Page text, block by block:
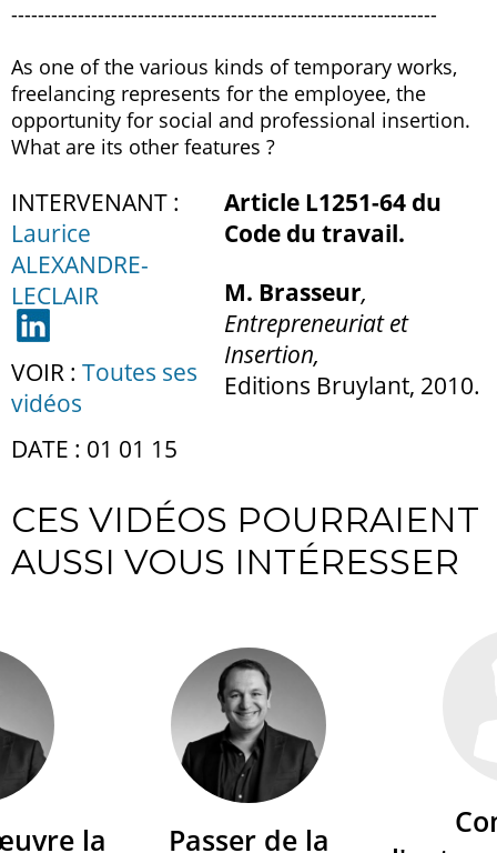
----------------------------------------------------------------
As one of the various kinds of temporary works,
freelancing represents for the employee, the
opportunity for social and professional insertion.
What are its other features ?
INTERVENANT :
Laurice
ALEXANDRE-
LECLAIR
VOIR : Toutes ses
vidéos
DATE : 01 01 15
Article L1251-64 du
Code du travail.
M. Brasseur,
Entrepreneuriat et
Insertion,
Editions Bruylant, 2010.
CES VIDÉOS POURRAIENT
AUSSI VOUS INTÉRESSER
la
Passer de la